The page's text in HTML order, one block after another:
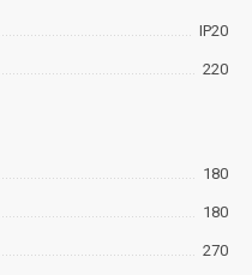
IP20
220
180
180
270